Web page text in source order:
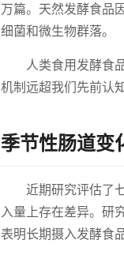
万篇。天然发酵食品
细菌和微生物群落。
人类食用发酵食
机制远超我们先前认
季节性肠道变
近期研究评估了
入量上存在差异。研
表明长期摄入发酵食